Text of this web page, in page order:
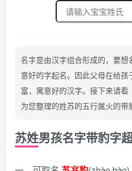
名字是由汉字组合形成的，要
意好的字起名。因此父母在给
富，寓意好的汉字。接下来请看
为您整理的姓苏的五行属火的带
苏姓男孩名字带豹字